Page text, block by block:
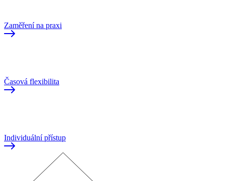
Zaměření na praxi
Časová flexibilita
Individuální přístup